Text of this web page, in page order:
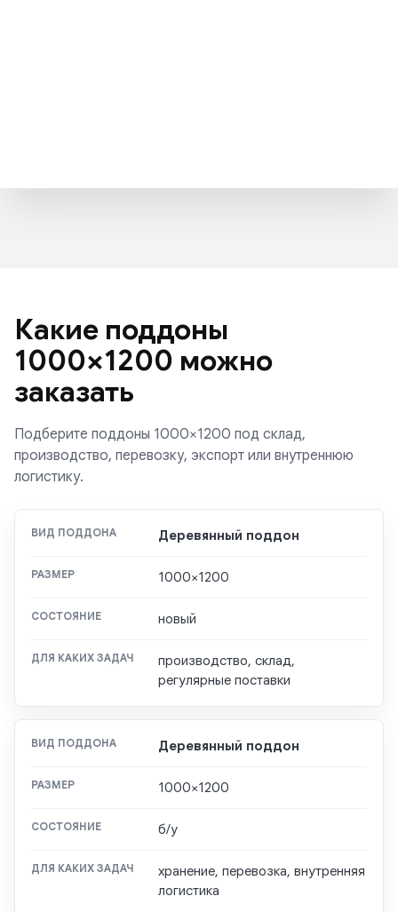
Какие поддоны
1000×1200 можно
заказать
Подберите поддоны 1000×1200 под склад,
производство, перевозку, экспорт или внутреннюю
логистику.
Деревянный поддон
1000×1200
новый
производство, склад,
регулярные поставки
Деревянный поддон
1000×1200
б/у
хранение, перевозка, внутренняя
логистика